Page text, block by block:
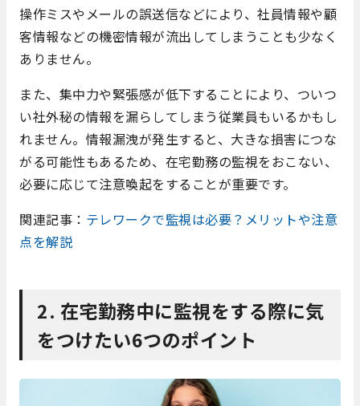
操作ミスやメールの誤送信などにより、社員情報や顧
客情報などの機密情報が流出してしまうことも少なく
ありません。
また、集中力や緊張感が低下することにより、ついつ
い社外秘の情報を漏らしてしまう従業員もいるかもし
れません。情報漏洩が発生すると、大きな損害につな
がる可能性もあるため、在宅勤務の監視をおこない、
必要に応じて注意喚起をすることが重要です。
関連記事： テレワークで監視は必要？メリットや注意
点を解説
2. 在宅勤務中に監視をする際に気
をつけたい6つのポイント